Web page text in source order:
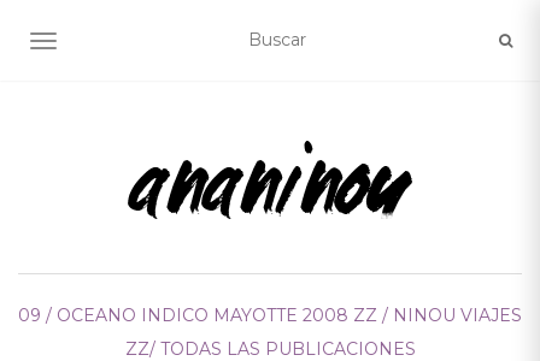
ALTERNAR NAVEGACIÓN
09 / OCEANO INDICO MAYOTTE 2008 ZZ / NINOU VIAJES
ZZ/ TODAS LAS PUBLICACIONES